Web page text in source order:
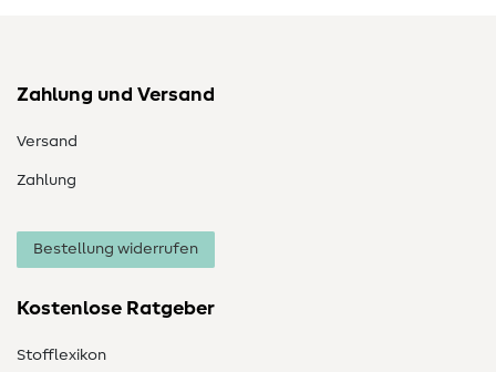
Zahlung und Versand
Versand
Zahlung
Bestellung widerrufen
Kostenlose Ratgeber
Stofflexikon